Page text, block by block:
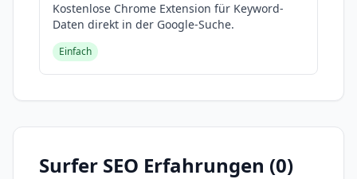
Kostenlose Chrome Extension für Keyword-
Daten direkt in der Google-Suche.
Einfach
Surfer SEO Erfahrungen (0)